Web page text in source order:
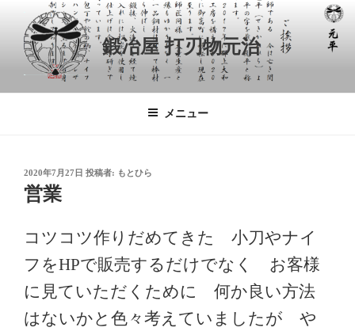
鍛冶屋 打刃物元治
メニュー
投
稿
日:
2020年7月27日 投稿者: もとひら
営業
コツコツ作りだめてきた 小刀やナイ
フをHPで販売するだけでなく お客様
に見ていただくために 何か良い方法
はないかと色々考えていましたが や